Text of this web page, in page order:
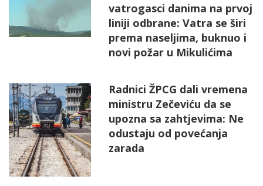
vatrogasci danima na prvoj
liniji odbrane: Vatra se širi
prema naseljima, buknuo i
novi požar u Mikulićima
Radnici ŽPCG dali vremena
ministru Zečeviću da se
upozna sa zahtjevima: Ne
odustaju od povećanja
zarada